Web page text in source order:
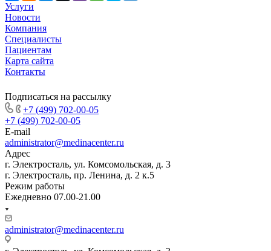
Услуги
Новости
Компания
Специалисты
Пациентам
Карта сайта
Контакты
Подписаться на рассылку
+7 (499) 702-00-05
+7 (499) 702-00-05
E-mail
administrator@medinacenter.ru
Адрес
г. Электросталь, ул. Комсомольская, д. 3
г. Электросталь, пр. Ленина, д. 2 к.5
Режим работы
Ежедневно 07.00-21.00
administrator@medinacenter.ru